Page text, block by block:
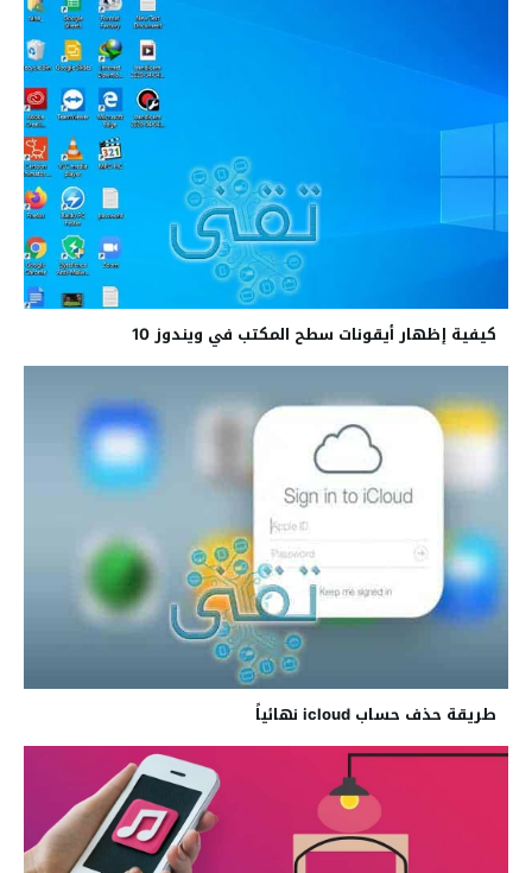
كيفية إظهار أيقونات سطح المكتب في ويندوز 10
طريقة حذف حساب icloud نهائياً